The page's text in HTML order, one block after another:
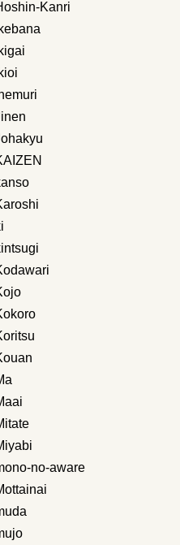
Kanri
Ikebana
Ikioi
no-aware